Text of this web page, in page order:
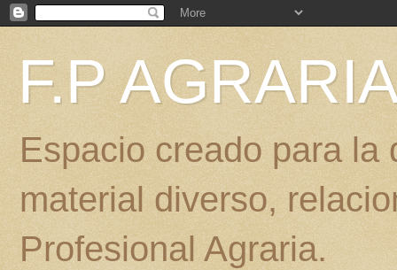
F.P
Espacio creado para
material diverso,
Profesional Agraria.